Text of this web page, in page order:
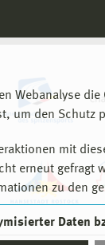
Webanalyse die
um den Schutz
mit
erneut gefragt
zu den
Daten